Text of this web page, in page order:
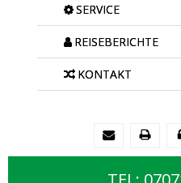
SERVICE
REISEBERICHTE
KONTAKT